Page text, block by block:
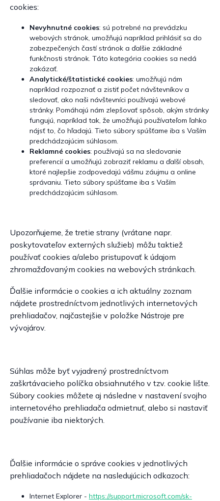
cookies:
Nevyhnutné cookies: sú potrebné na prevádzku
webových stránok, umožňujú napríklad prihlásiť sa do
zabezpečených častí stránok a ďalšie základné
funkčnosti stránok. Táto kategória cookies sa nedá
zakázať.
Analytické/štatistické cookies: umožňujú nám
napríklad rozpoznať a zistiť počet návštevníkov a
sledovať, ako naši návštevníci používajú webové
stránky. Pomáhajú nám zlepšovať spôsob, akým stránky
fungujú, napríklad tak, že umožňujú používateľom ľahko
nájsť to, čo hľadajú. Tieto súbory spúšťame iba s Vaším
predchádzajúcim súhlasom.
Reklamné cookies: používajú sa na sledovanie
preferencií a umožňujú zobraziť reklamu a ďalší obsah,
ktoré najlepšie zodpovedajú vášmu záujmu a online
správaniu. Tieto súbory spúšťame iba s Vaším
predchádzajúcim súhlasom.
Upozorňujeme, že tretie strany (vrátane napr.
poskytovateľov externých služieb) môžu taktiež
používať cookies a/alebo pristupovať k údajom
zhromažďovaným cookies na webových stránkach.
Ďalšie informácie o cookies a ich aktuálny zoznam
nájdete prostredníctvom jednotlivých internetových
prehliadačov, najčastejšie v položke Nástroje pre
vývojárov.
Súhlas môže byť vyjadrený prostredníctvom
zaškrtávacieho políčka obsiahnutého v tzv. cookie lište.
Súbory cookies môžete aj následne v nastavení svojho
internetového prehliadača odmietnuť, alebo si nastaviť
používanie iba niektorých.
Ďalšie informácie o správe cookies v jednotlivých
prehliadačoch nájdete na nasledujúcich odkazoch:
Internet Explorer - https://support.microsoft.com/sk-